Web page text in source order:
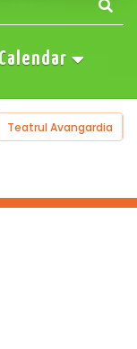
Calendar
Teatrul Avangardia